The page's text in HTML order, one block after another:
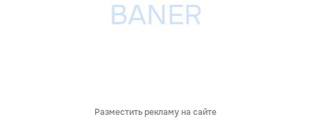
Разместить рекламу на сайте